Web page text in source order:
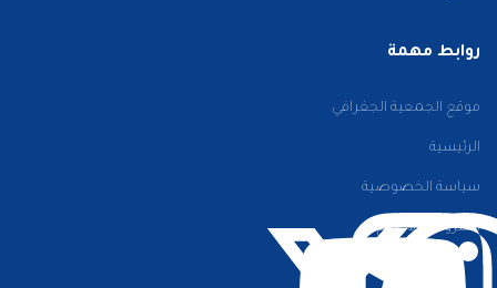
روابط مهمة
موقع الجمعية الجغرافي
الرئيسية
سياسة الخصوصية
الشروط والأحكام